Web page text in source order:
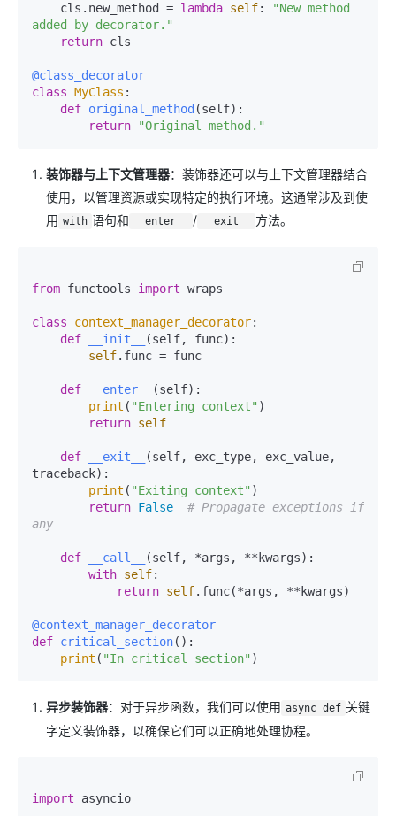
    cls.new_method =
lambda self:
"New method
added by decorator."
return cls
@class_decorator
class MyClass :
def original_method (self):
return
"Original method."
装饰器与上下文管理器：装饰器还可以与上下文管理器结合
使用，以管理资源或实现特定的执行环境。这通常涉及到使
用 with 语句和 __enter__ / __exit__ 方法。
from functools import wraps
class context_manager_decorator:
def
__init__ (self, func):
self.func = func
def __enter__ (self):
print ( "Entering context" )
return self
def __exit__ (self, exc_type, exc_value,
traceback):
print ( "Exiting context" )
return False
# Propagate exceptions if
any
def __call__ (self, *args, **kwargs):
with self:
return self.func(*args, **kwargs)
@context_manager_decorator
def critical_section():
print ( "In critical section"
异步装饰器：对于异步函数，我们可以使用 async def 关键
字定义装饰器，以确保它们可以正确地处理协程。
import asyncio